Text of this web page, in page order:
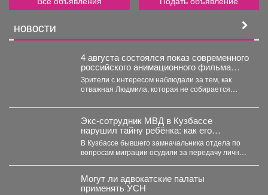
НОВОСТИ
4 августа состоялся показ современного
российского анимационного фильма
«Руслан и Людмила. Больше, чем
сказка» (2023).
Зрители с интересом наблюдали за тем, как
отважная Людмила, которая не собирается
Экс-сотрудник МВД в Кузбассе
нарушил тайну ребёнка: как его
наказали
В Кузбассе бывшего замначальника отдела по
вопросам миграции осудили за передачу личных
Могут ли адвокатские палаты
применять УСН